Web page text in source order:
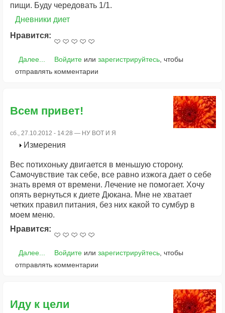
пищи. Буду чередовать 1/1.
Дневники диет
Нравится:
Далее... Войдитеили зарегистрируйтесь, чтобы
отправлять комментарии
Всем привет!
сб., 27.10.2012 - 14:28 — НУ ВОТ И Я
Измерения
Вес потихоньку двигается в меньшую сторону.
Самочувствие так себе, все равно изжога дает о себе
знать время от времени. Лечение не помогает. Хочу
опять вернуться к диете Дюкана. Мне не хватает
четких правил питания, без них какой то сумбур в
моем меню.
Нравится:
Далее... Войдитеили зарегистрируйтесь, чтобы
отправлять комментарии
Иду к цели